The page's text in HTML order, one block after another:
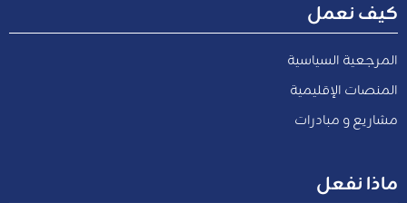
كيف نعمل
المرجعية السياسية
المنصات الإقليمية
مشاريع و مبادرات
ماذا نفعل